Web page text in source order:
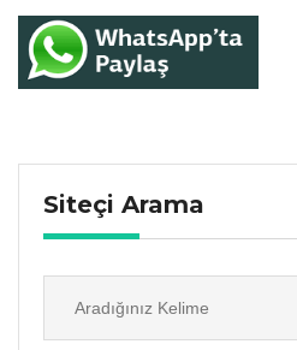
Siteçi Arama